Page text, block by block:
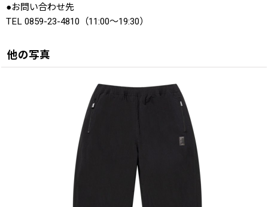
●お問い合わせ先
TEL 0859-23-4810（11:00〜19:30）
他の写真